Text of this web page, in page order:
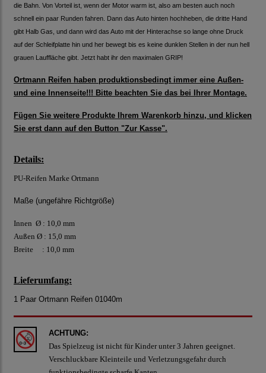
die Bahn. Von Vorteil ist, wenn der Motor warm ist, also am besten auch noch
schnell ein paar Runden fahren. Dann das Auto hinten hochheben, die dritte Hand
gibt Halb Gas, und dann wird das Auto mit der Hinterachse so lange ohne Druck
auf der Schleifplatte hin und her bewegt bis es keine dunklen Stellen in der nun hell
grauen Lauffläche gibt. Jetzt habt ihr den maximalen GRIP!
Ortmann Reifen haben produktionsbedingt immer eine Außen-
und eine Innenseite!!! Bitte beachten Sie das bei Ihrer Montage.
Fügen Sie weitere Produkte Ihrem Warenkorb hinzu, und klicken
Sie erst dann auf den Button "Zur Kasse".
Details:
PU-Reifen Marke Ortmann
Maße (ungefähre Richtgröße)
Innen Ø : 10,0 mm
Außen Ø : 15,0 mm
Breite : 10,0 mm
Lieferumfang:
1 Paar Ortmann Reifen 01040m
ACHTUNG:
Das Spielzeug ist nicht für Kinder unter 3 Jahren geeignet.
Verschluckbare Kleinteile und Verletzungsgefahr durch